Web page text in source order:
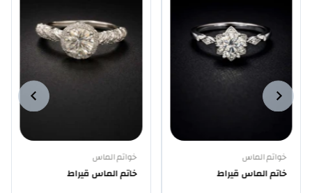
خواتم الماس
خاتم الماس قيراط
خواتم الماس
خاتم الماس قيراط